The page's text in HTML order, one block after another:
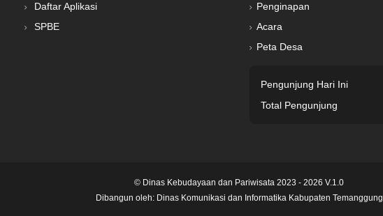
Daftar Aplikasi
SPBE
Penginapan
Acara
Peta Desa
Pengunjung Hari Ini
Total Pengunjung
© Dinas Kebudayaan dan Pariwisata 2023 - 2026 V.1.0
Dibangun oleh: Dinas Komunikasi dan Informatika Kabupaten Temanggung